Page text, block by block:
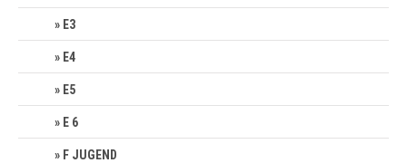
E3
E4
E5
E 6
F JUGEND